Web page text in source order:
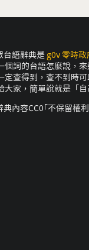
台語辭典是 g0v 零時政
個詞的台語怎麼說，
定查得到，查不到時
大家，簡單說就是「
典內容CC0｢不保留權